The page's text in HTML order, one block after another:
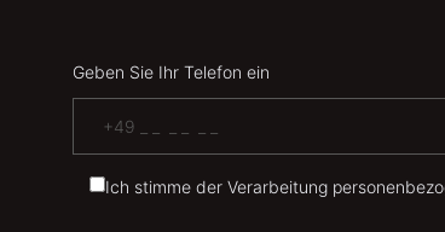
Geben Sie Ihr Telefon ein
Ich stimme der Verarbeitung